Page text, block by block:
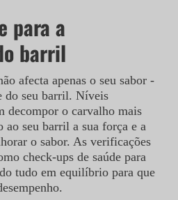
para a
barril
afecta apenas o seu sabor -
do seu barril. Níveis
decompor o carvalho mais
ao seu barril a sua força e a
o sabor. As verificações
check-ups de saúde para
tudo em equilíbrio para que